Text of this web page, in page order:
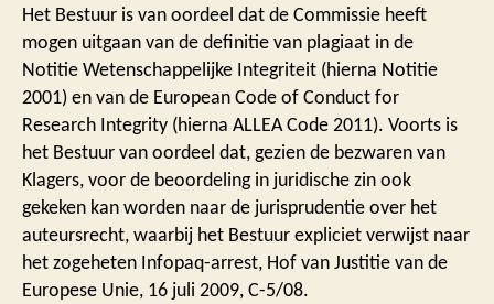
Het Bestuur is van oordeel dat de Commissie heeft
mogen uitgaan van de definitie van plagiaat in de
Notitie Wetenschappelijke Integriteit (hierna Notitie
2001) en van de European Code of Conduct for
Research Integrity (hierna ALLEA Code 2011). Voorts is
het Bestuur van oordeel dat, gezien de bezwaren van
Klagers, voor de beoordeling in juridische zin ook
gekeken kan worden naar de jurisprudentie over het
auteursrecht, waarbij het Bestuur expliciet verwijst naar
het zogeheten Infopaq-arrest, Hof van Justitie van de
Europese Unie, 16 juli 2009, C-5/08.